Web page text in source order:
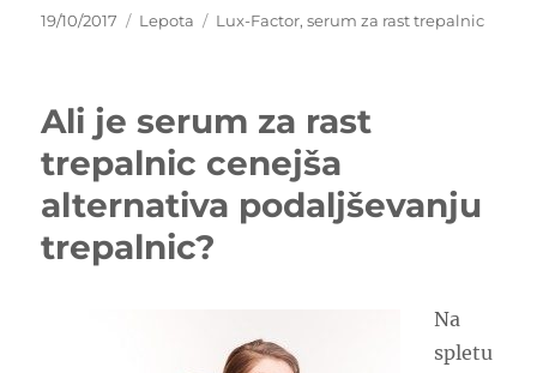
Posted
19/10/2017 Categories
Lepota Tags
Lux-Factor,serum za rast trepalnic
Ali je serum za rast
trepalnic cenejša
alternativa podaljševanju
trepalnic?
Na
spletu